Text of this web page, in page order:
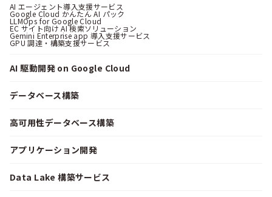
AI エージェント導入支援サービス
Google Cloud かんたん AI パック
LLMOps for Google Cloud
EC サイト向け AI 検索ソリューション
Gemini Enterprise app 導入支援サービス
GPU 調達・構築支援サービス
AI 駆動開発 on Google Cloud
データベース構築
高可用性データベース構築
アプリケーション開発
Data Lake 構築サービス